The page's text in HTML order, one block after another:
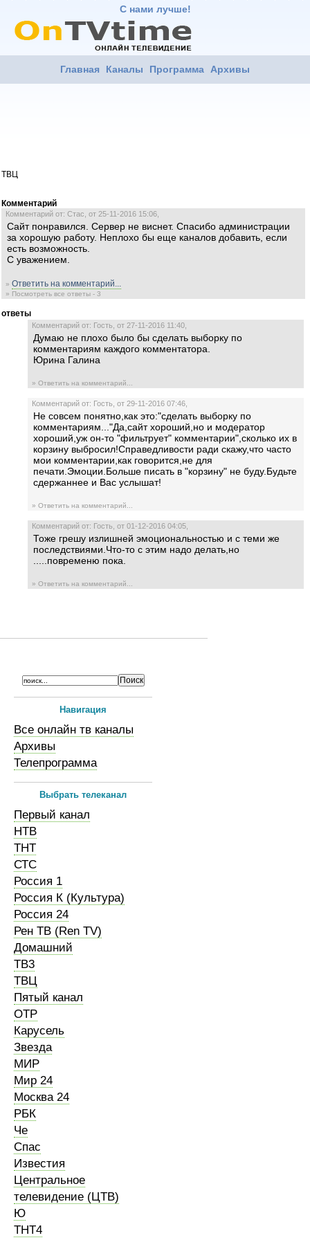
С нами лучше!
Главная Каналы Программа Архивы
ТВЦ
Комментарий
Комментарий от: Стас, от 25-11-2016 15:06,
Сайт понравился. Сервер не виснет. Спасибо администрации
за хорошую работу. Неплохо бы еще каналов добавить, если
есть возможность.
С уважением.
» Ответить на комментарий...
» Посмотреть все ответы - 3
ответы
Комментарий от: Гость, от 27-11-2016 11:40,
Думаю не плохо было бы сделать выборку по
комментариям каждого комментатора.
Юрина Галина
» Ответить на комментарий...
Комментарий от: Гость, от 29-11-2016 07:46,
Не совсем понятно,как это:"сделать выборку по
комментариям..."Да,сайт хороший,но и модератор
хороший,уж он-то "фильтрует" комментарии",сколько их в
корзину выбросил!Справедливости ради скажу,что часто
мои комментарии,как говорится,не для
печати.Эмоции.Больше писать в "корзину" не буду.Будьте
сдержаннее и Вас услышат!
» Ответить на комментарий...
Комментарий от: Гость, от 01-12-2016 04:05,
Тоже грешу излишней эмоциональностью и с теми же
последствиями.Что-то с этим надо делать,но
.....повременю пока.
» Ответить на комментарий...
Навигация
Все онлайн тв каналы
Архивы
Телепрограмма
Выбрать телеканал
Первый канал
НТВ
ТНТ
СТС
Россия 1
Россия К (Культура)
Россия 24
Рен ТВ (Ren TV)
Домашний
ТВ3
ТВЦ
Пятый канал
ОТР
Карусель
Звезда
МИР
Мир 24
Москва 24
РБК
Че
Спас
Известия
Центральное
телевидение (ЦТВ)
Ю
ТНТ4